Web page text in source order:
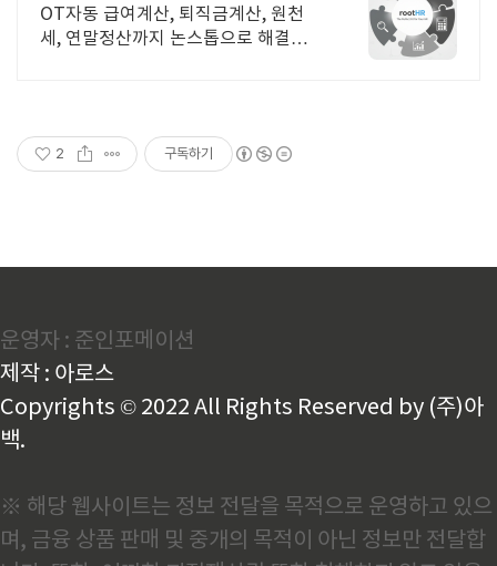
rootHR 올인원HR플랫폼
OT자동 급여계산, 퇴직금계산, 원천
세, 연말정산까지 논스톱으로 해결하세
2 구독하기
운영자 : 준인포메이션
제작 : 아로스
Copyrights © 2022 All Rights Reserved by (주)아
백.
※ 해당 웹사이트는 정보 전달을 목적으로 운영하고 있으
며, 금융 상품 판매 및 중개의 목적이 아닌 정보만 전달합